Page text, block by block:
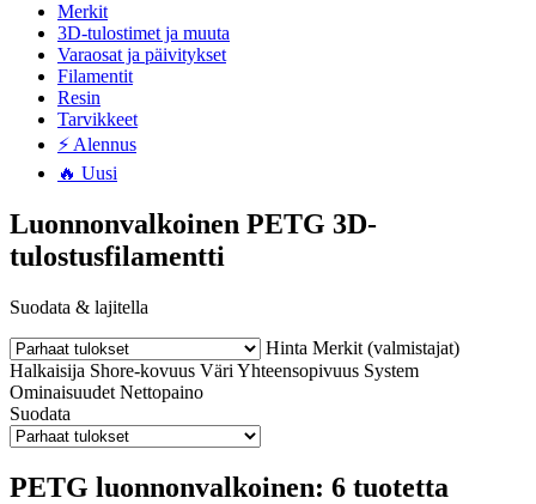
Merkit
3D-tulostimet ja muuta
Varaosat ja päivitykset
Filamentit
Resin
Tarvikkeet
⚡ Alennus
🔥 Uusi
Luonnonvalkoinen PETG 3D-
tulostusfilamentti
Suodata & lajitella
Hinta Merkit (valmistajat)
Halkaisija Shore-kovuus Väri Yhteensopivuus System
Ominaisuudet Nettopaino
Suodata
PETG luonnonvalkoinen: 6 tuotetta